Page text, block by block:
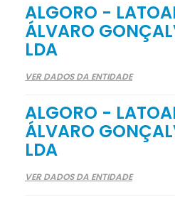
ALGORO -
ÁLVARO
LDA
VER DADOS DA ENTIDADE
ALGORO -
ÁLVARO
LDA
VER DADOS DA ENTIDADE